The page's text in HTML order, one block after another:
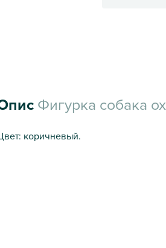
Фигурка собака
коричневый.